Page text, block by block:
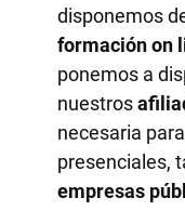
disponemos
formación on
ponemos a
nuestros
necesaria
presenciales,
empresas